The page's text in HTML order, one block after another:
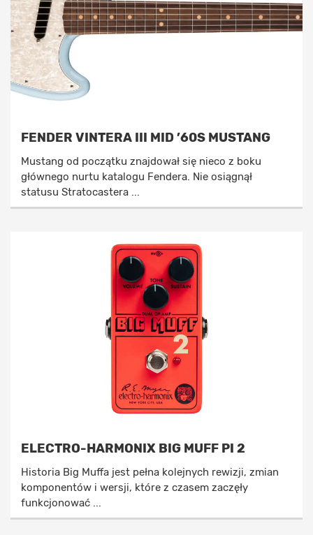
FENDER VINTERA III MID ’60S MUSTANG
Mustang od początku znajdował się nieco z boku
głównego nurtu katalogu Fendera. Nie osiągnął
statusu Stratocastera ...
ELECTRO-HARMONIX BIG MUFF PI 2
Historia Big Muffa jest pełna kolejnych rewizji, zmian
komponentów i wersji, które z czasem zaczęły
funkcjonować ...